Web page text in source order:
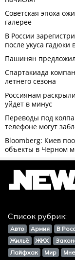
Список рубрик:
Авто Армия В
Жильё
ЖКХ
Лайфхак
Мир